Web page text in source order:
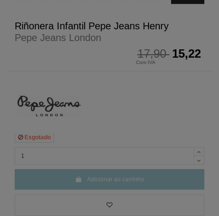
Riñonera Infantil Pepe Jeans Henry
Pepe Jeans London
17,90 15,22
Com IVA
Esgotado
Adicionar ao carrinho